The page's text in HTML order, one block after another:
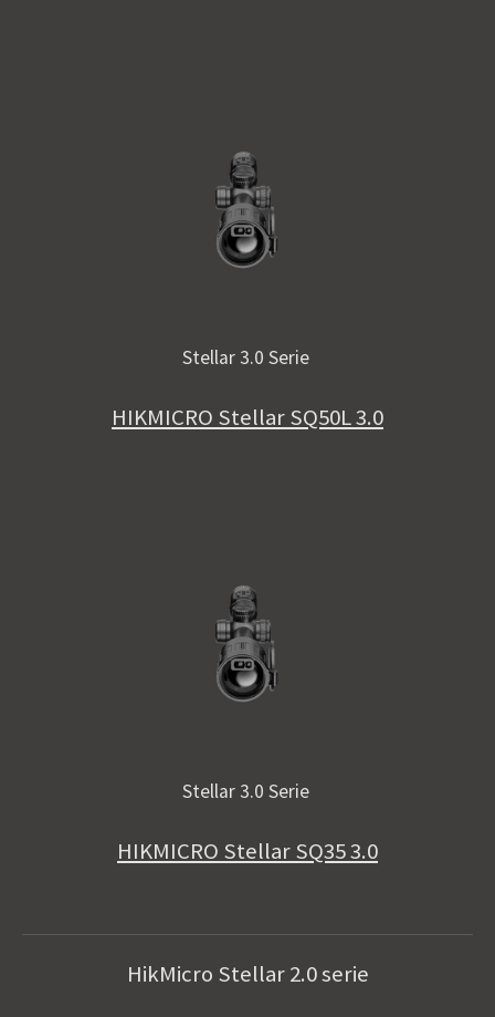
Stellar 3.0 Serie
HIKMICRO Stellar SQ50L 3.0
Stellar 3.0 Serie
HIKMICRO Stellar SQ35 3.0
HikMicro Stellar 2.0 serie